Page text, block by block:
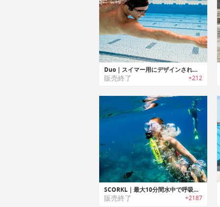
Duo｜スイマー用にデザインされた骨伝導アンダーウォーターMP3プレイヤー「デュオ」
販売終了 +212
SCORKL｜最大10分間水中で呼吸できる再充填可能な軽量・ポータブルシリンダー「スコークル」
販売終了 +2187